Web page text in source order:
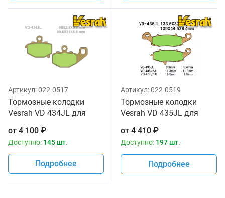
Артикул:022-0517
Тормозные колодки
Vesrah VD 434JL для
от 4 100 ₽
Доступно: 145 шт.
Подробнее
Артикул:022-0519
Тормозные колодки
Vesrah VD 435JL для
от 4 410 ₽
Доступно: 197 шт.
Подробнее